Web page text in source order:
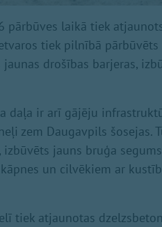
pārbūves laikā tiek
tiek pilnībā
jaunas drošības barjeras,
daļa ir arī gājēju
zem Daugavpils šosejas.
jauns bruģa
un cilvēkiem ar
tiek atjaunotas